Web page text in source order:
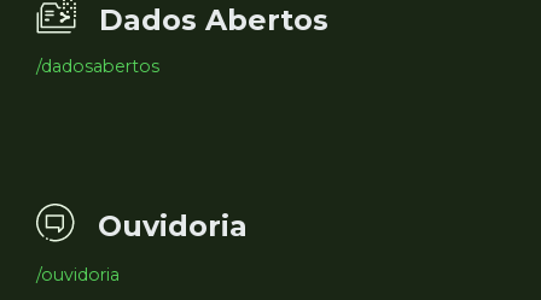
Dados Abertos
/dadosabertos
Ouvidoria
/ouvidoria